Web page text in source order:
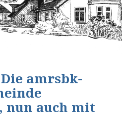
amrsbk-
nun auch mit